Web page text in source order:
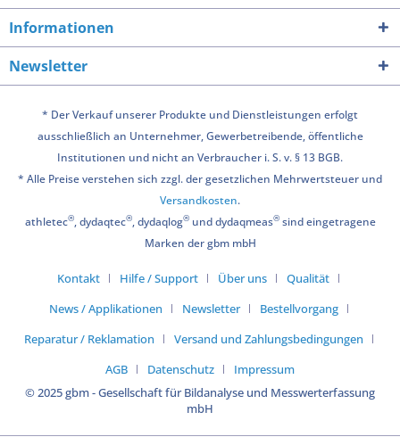
Informationen
Newsletter
* Der Verkauf unserer Produkte und Dienstleistungen erfolgt
ausschließlich an Unternehmer, Gewerbetreibende, öffentliche
Institutionen und nicht an Verbraucher i. S. v. § 13 BGB.
* Alle Preise verstehen sich zzgl. der gesetzlichen Mehrwertsteuer und
Versandkosten.
athletec®, dydaqtec®, dydaqlog®und dydaqmeas®sind eingetragene
Marken der gbm mbH
Kontakt Hilfe / Support Über uns
Qualität
News / Applikationen
Newsletter
Bestellvorgang
Reparatur / Reklamation
Versand und Zahlungsbedingungen
AGB
Datenschutz
Impressum
© 2025 gbm - Gesellschaft für Bildanalyse und Messwerterfassung
mbH